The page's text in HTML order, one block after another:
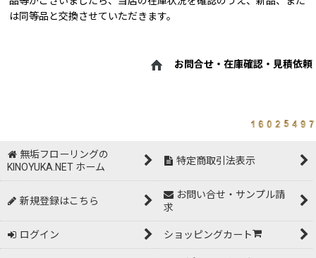
は同等品と交換させていただきます。
お問合せ・在庫確認・見積依頼
無垢フローリングの
KINOYUKA.NET ホーム
特定商取引法表示
新規登録はこちら
お問い合せ・サンプル請
求
ログイン ショッピングカート